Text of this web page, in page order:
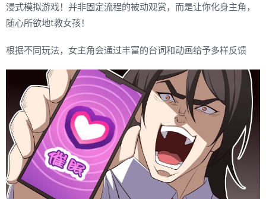
浸式模拟游戏！并非固定流程的被动观赏，而是让你化身主角，
随心所欲地t教女孩！
根据不同玩法，女主角会通过丰富的台词和动画给予多样反馈